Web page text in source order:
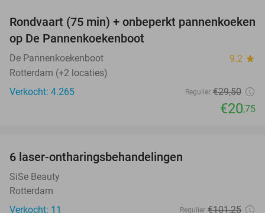
30%
Rondvaart (75 min) + onbeperkt pannenkoeken
op De Pannenkoekenboot
De Pannenkoekenboot 9.2 star
Rotterdam (+2 locaties)
Verkocht: 4.265
Regulier €29,50
€20,75
6 laser-ontharingsbehandelingen
SiSe Beauty
Rotterdam
Verkocht: 11
Regulier €101,25